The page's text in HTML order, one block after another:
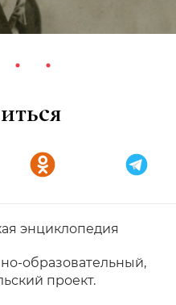
энциклопедия
образовательный,
проект.